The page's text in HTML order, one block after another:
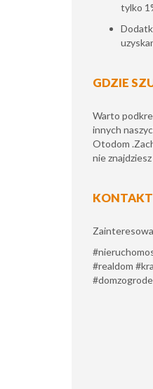
tylko
GDZIE
Warto
innych
Otodom
nie
KONTAKT
#realdom